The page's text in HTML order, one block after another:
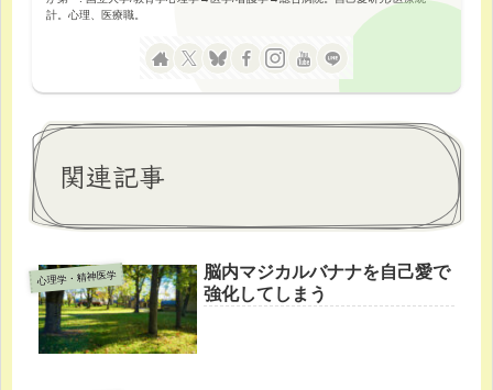
計。心理、医療職。
関連記事
心理学・精神医学
脳内マジカルバナナを自己愛で
強化してしまう